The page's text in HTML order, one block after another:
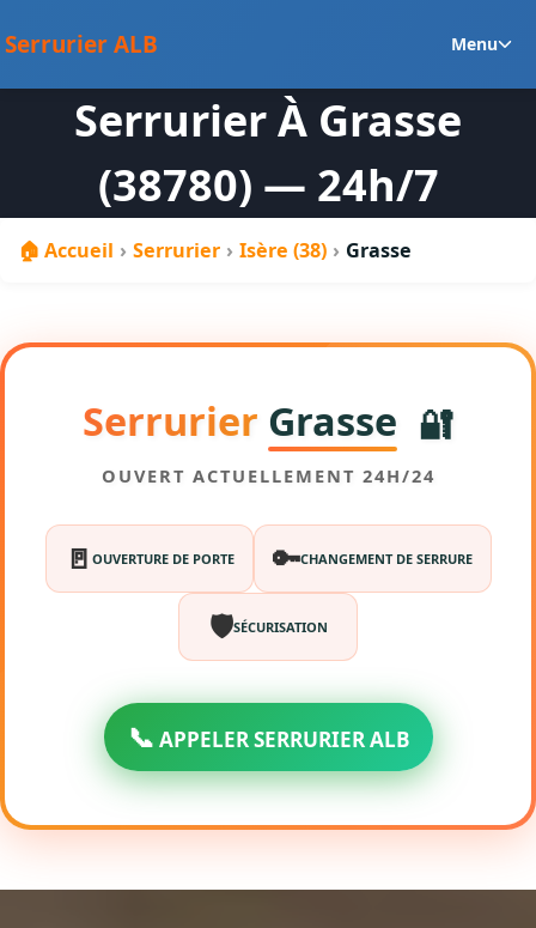
contenu
Serrurier ALB Menu
Serrurier À Grasse
(38780) — 24h/7
🏠 Accueil › Serrurier › Isère (38) › Grasse
Serrurier Grasse 🔐
OUVERT ACTUELLEMENT 24H/24
🚪 OUVERTURE DE PORTE 🔑CHANGEMENT DE SERRURE
🛡️SÉCURISATION
📞 APPELER SERRURIER ALB